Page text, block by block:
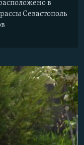
в
Севастополь